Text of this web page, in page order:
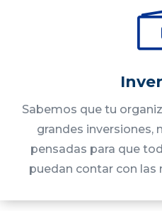
Sabemos que tu
grandes inversiones,
pensadas para que
puedan contar con las